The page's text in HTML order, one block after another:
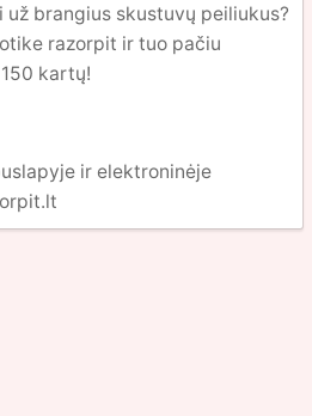
brangius skustuvų peiliukus?
razorpit ir tuo pačiu
kartų!
ir elektroninėje